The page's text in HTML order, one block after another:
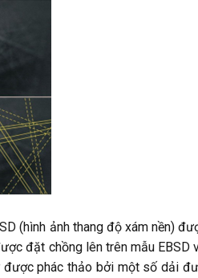
(hình ảnh thang độ xám nền)
đặt chồng lên trên mẫu EBSD
được phác thảo bởi một số